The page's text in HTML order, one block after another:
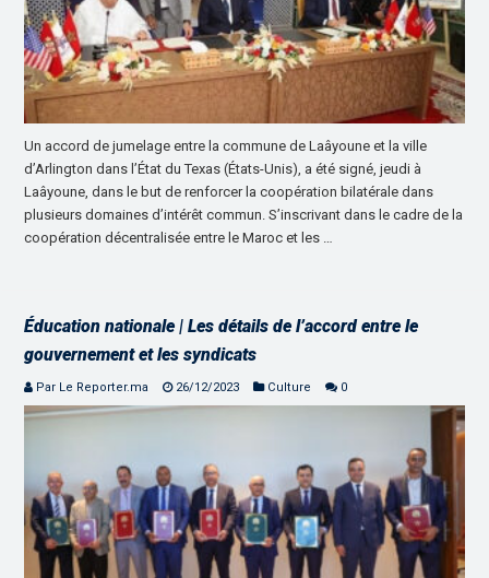
Un accord de jumelage entre la commune de Laâyoune et la ville
d’Arlington dans l’État du Texas (États-Unis), a été signé, jeudi à
Laâyoune, dans le but de renforcer la coopération bilatérale dans
plusieurs domaines d’intérêt commun. S’inscrivant dans le cadre de la
coopération décentralisée entre le Maroc et les …
Éducation nationale | Les détails de l’accord entre le
gouvernement et les syndicats
Par Le Reporter.ma 26/12/2023 Culture 0